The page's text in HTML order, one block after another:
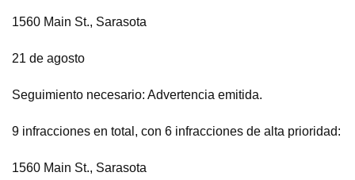
1560 Main St., Sarasota
21 de agosto
Seguimiento necesario: Advertencia emitida.
9 infracciones en total, con 6 infracciones de alta prioridad:
1560 Main St., Sarasota